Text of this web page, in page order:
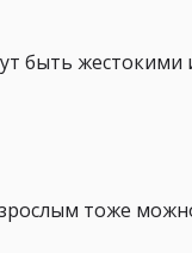
быть жестокими
тоже